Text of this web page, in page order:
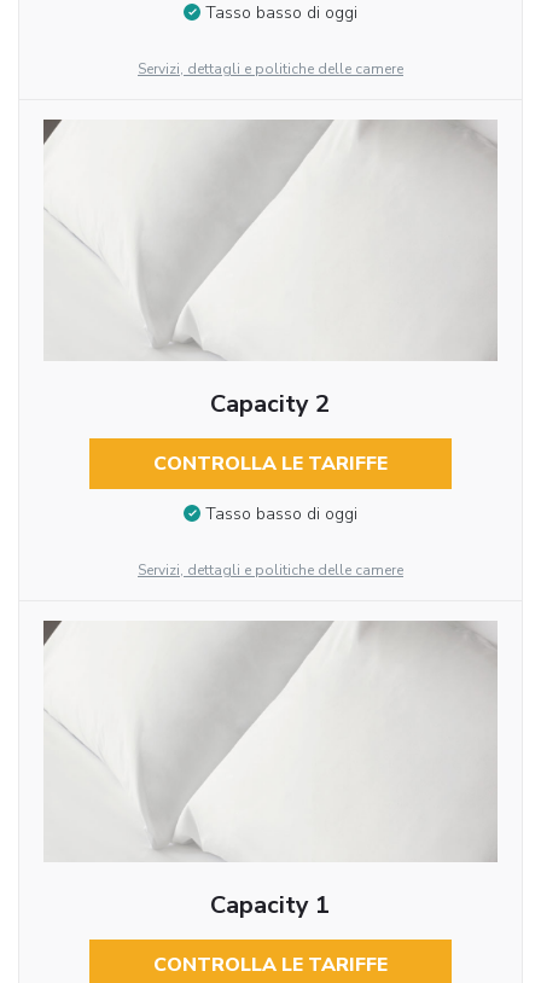
Tasso basso di oggi
Servizi, dettagli e politiche delle camere
Capacity 2
CONTROLLA LE TARIFFE
Tasso basso di oggi
Servizi, dettagli e politiche delle camere
Capacity 1
CONTROLLA LE TARIFFE